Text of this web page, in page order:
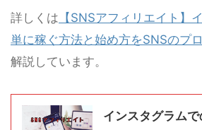
詳しくは 【SNSアフィリエイト】
単に稼ぐ方法と始め方をSNSのプ
解説しています。
インスタグラム